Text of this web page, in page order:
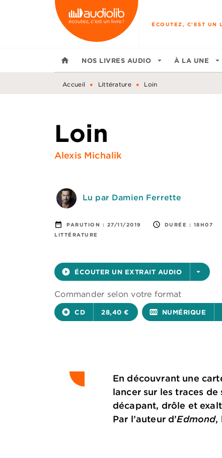
MENU RECHERCHE
ÉCOUTEZ, C'EST UN
home NOS LIVRES AUDIO arrow_drop_down À LA UNE arrow_drop_down
Accueil • Littérature • Loin
Loin
Alexis Michalik
Lu par Damien Ferrette
date_range PARUTION : 27/11/2019 access_time DURÉE : 18H07
LITTÉRATURE
play_circle_filled ÉCOUTER UN EXTRAIT AUDIO arrow_drop_down
Commander selon votre format
album CD 28,40 € surround_sound NUMÉRIQUE
En découvrant une
lancer sur les traces
décapant, drôle et
Par l’auteur d’Edmond,